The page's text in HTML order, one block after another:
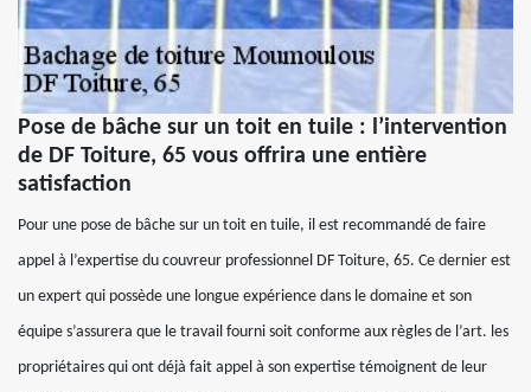
Pose de bâche sur un toit en tuile : l’intervention
de DF Toiture, 65 vous offrira une entière
satisfaction
Pour une pose de bâche sur un toit en tuile, il est recommandé de faire
appel à l’expertise du couvreur professionnel DF Toiture, 65. Ce dernier est
un expert qui possède une longue expérience dans le domaine et son
équipe s’assurera que le travail fourni soit conforme aux règles de l’art. les
propriétaires qui ont déjà fait appel à son expertise témoignent de leur